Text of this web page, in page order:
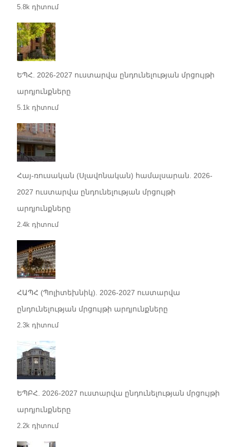
5.8k դիտում
ԵՊՀ. 2026-2027 ուստարվա ընդունելության մրցույթի
արդյունքները
5.1k դիտում
Հայ-ռուսական (Սլավոնական) համալսարան. 2026-
2027 ուստարվա ընդունելության մրցույթի
արդյունքները
2.4k դիտում
ՀԱՊՀ (Պոլիտեխնիկ). 2026-2027 ուստարվա
ընդունելության մրցույթի արդյունքները
2.3k դիտում
ԵՊԲՀ. 2026-2027 ուստարվա ընդունելության մրցույթի
արդյունքները
2.2k դիտում